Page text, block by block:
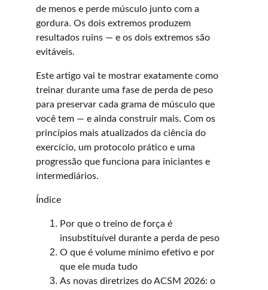
de menos e perde músculo junto com a
gordura. Os dois extremos produzem
resultados ruins — e os dois extremos são
evitáveis.
Este artigo vai te mostrar exatamente como
treinar durante uma fase de perda de peso
para preservar cada grama de músculo que
você tem — e ainda construir mais. Com os
princípios mais atualizados da ciência do
exercício, um protocolo prático e uma
progressão que funciona para iniciantes e
intermediários.
Índice
Por que o treino de força é
insubstituível durante a perda de peso
O que é volume mínimo efetivo e por
que ele muda tudo
As novas diretrizes do ACSM 2026: o